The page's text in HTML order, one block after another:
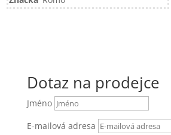
Dotaz na prodejce
Jméno
E-mailová adresa